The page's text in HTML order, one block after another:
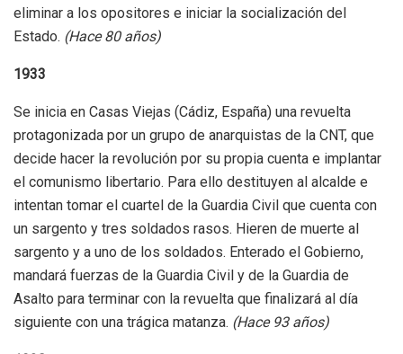
eliminar a los opositores e iniciar la socialización del
Estado. (Hace 80 años)
1933
Se inicia en Casas Viejas (Cádiz, España) una revuelta
protagonizada por un grupo de anarquistas de la CNT, que
decide hacer la revolución por su propia cuenta e implantar
el comunismo libertario. Para ello destituyen al alcalde e
intentan tomar el cuartel de la Guardia Civil que cuenta con
un sargento y tres soldados rasos. Hieren de muerte al
sargento y a uno de los soldados. Enterado el Gobierno,
mandará fuerzas de la Guardia Civil y de la Guardia de
Asalto para terminar con la revuelta que finalizará al día
siguiente con una trágica matanza. (Hace 93 años)